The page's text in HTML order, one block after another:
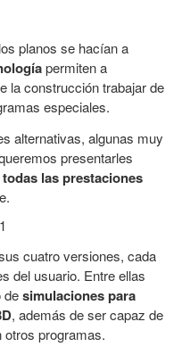
planos se hacían a
íapermiten a
la construcción trabajar de
especiales.
alternativas, algunas muy
presentarles
las prestaciones
cuatro versiones, cada
del usuario. Entre ellas
desimulaciones para
, además de ser capaz de
programas.